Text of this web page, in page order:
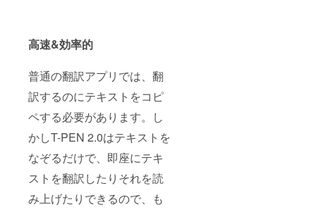
高速&効率的
普通の翻訳アプリでは、翻
訳するのにテキストをコピ
ペする必要があります。し
かしT-PEN 2.0はテキストを
なぞるだけで、即座にテキ
ストを翻訳したりそれを読
み上げたりできるので、も